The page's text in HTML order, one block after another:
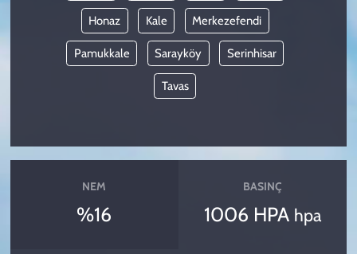
Honaz Kale Merkezefendi
Pamukkale Sarayköy Serinhisar
Tavas
NEM
%16
BASINÇ
1006 HPA hpa